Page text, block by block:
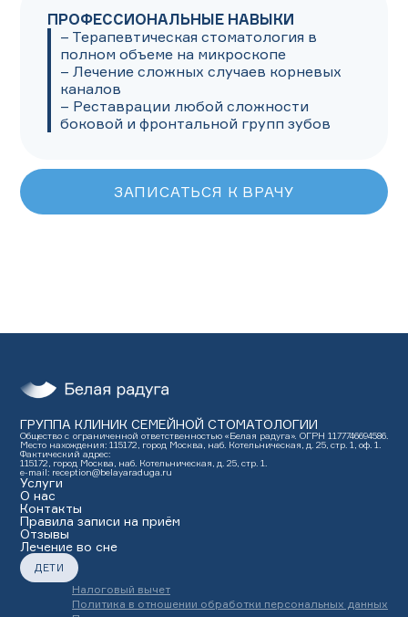
ПРОФЕССИОНАЛЬНЫЕ НАВЫКИ
– Терапевтическая стоматология в
полном объеме на микроскопе
– Лечение сложных случаев корневых
каналов
– Реставрации любой сложности
боковой и фронтальной групп зубов
ЗАПИСАТЬСЯ К ВРАЧУ
ГРУППА КЛИНИК СЕМЕЙНОЙ СТОМАТОЛОГИИ
Общество с ограниченной ответственностью «Белая радуга». ОГРН 1177746694586.
Место нахождения: 115172, город Москва, наб. Котельническая, д. 25, стр. 1, оф. 1.
Фактический адрес:
115172, город Москва, наб. Котельническая, д. 25, стр. 1.
e-mail: reception@belayaraduga.ru
Услуги
О нас
Контакты
Правила записи на приём
Отзывы
Лечение во сне
ДЕТИ
Налоговый вычет
Политика в отношении обработки персональных данных